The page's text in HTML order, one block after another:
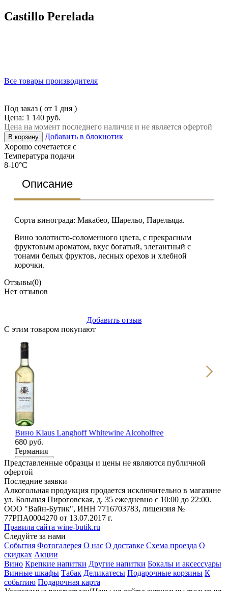
Castillo Perelada
Все товары производителя
Под заказ ( от 1 дня )
Цена: 1 140 руб.
Цена на момент последнего наличия и не является офертой
В корзину
Добавить в блокнотик
Хорошо сочетается с
Температура подачи
8-10°C
Описание
Сорта винограда: Макабео, Шарельо, Парельяда.
Вино золотисто-соломенного цвета, с прекрасным
фруктовым ароматом, вкус богатый, элегантный с
тонами белых фруктов, лесных орехов и хлебной
корочки.
Отзывы(0)
Нет отзывов
Добавить отзыв
С этим товаром покупают
Вино Klaus Langhoff Whitewine Alcoholfree
680 руб.
Германия
В корзину
Представленные образцы и цены не являются публичной
офертой
Последние заявки
Алкогольная продукция продается исключительно в магазине
ул. Большая Пироговская, д. 35 ежедневно с 10:00 до 22:00.
ООО "Вайн-Бутик", ИНН 7716703783, лицензия №
77РПА0004270 от 13.07.2017 г.
Правила сайта wine-butik.ru
Следуйте за нами
События Фотогалерея О нас О доставке Схема проезда О
скидках Акции
Вино Крепкие напитки Другие напитки Бокалы и аксессуары
Винные шкафы Табак Деликатесы Подарочные корзины К
событию Подарочная карта